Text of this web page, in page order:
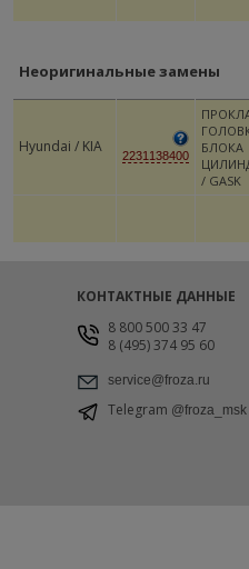
Неоригинальные замены
Hyundai / KIA 2231138400
БЛОКА
/ GASK
КОНТАКТНЫЕ ДАННЫЕ
8 800 500 33 47
8 (495) 374 95 60
service@froza.ru
Telegram @froza_msk